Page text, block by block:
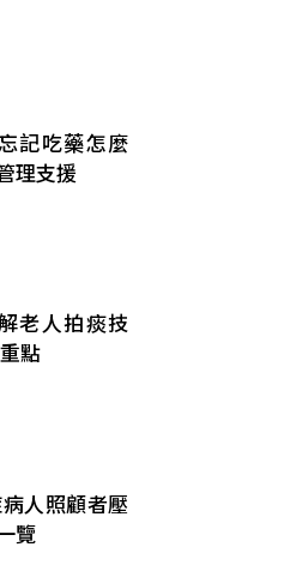
記吃藥怎麼
理支援
老人拍痰技
點
人照顧者壓
覽